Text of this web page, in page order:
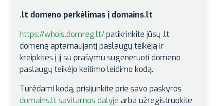
.lt domeno perkėlimas į domains.lt
https://whois.domreg.lt/patikrinkite jūsų .lt
domeną aptarnaujantį paslaugų teikėją ir
kreipkitės į jį su prašymu sugeneruoti domeno
paslaugų teikėjo keitimo leidimo kodą.
Turėdami kodą, prisijunkite prie savo paskyros
domains.lt savitarnos dalyje arba užregistruokite